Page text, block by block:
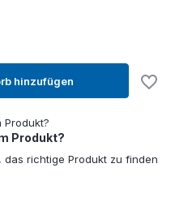
hinzufügen
Produkt?
richtige Produkt zu finden